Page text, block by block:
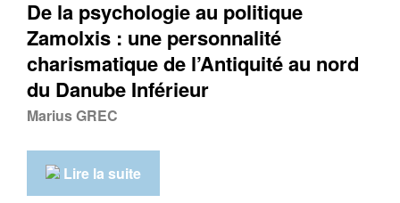
De la psychologie au politique
Zamolxis : une personnalité
charismatique de l’Antiquité au nord
du Danube Inférieur
Marius GREC
Lire la suite